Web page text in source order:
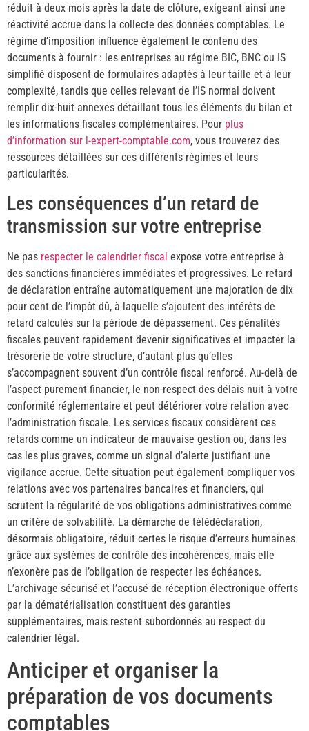
réduit à deux mois après la date de clôture, exigeant ainsi une
réactivité accrue dans la collecte des données comptables. Le
régime d’imposition influence également le contenu des
documents à fournir : les entreprises au régime BIC, BNC ou IS
simplifié disposent de formulaires adaptés à leur taille et à leur
complexité, tandis que celles relevant de l’IS normal doivent
remplir dix-huit annexes détaillant tous les éléments du bilan et
les informations fiscales complémentaires. Pour plus
d’information sur l-expert-comptable.com, vous trouverez des
ressources détaillées sur ces différents régimes et leurs
particularités.
Les conséquences d’un retard de
transmission sur votre entreprise
Ne pas respecter le calendrier fiscal expose votre entreprise à
des sanctions financières immédiates et progressives. Le retard
de déclaration entraîne automatiquement une majoration de dix
pour cent de l’impôt dû, à laquelle s’ajoutent des intérêts de
retard calculés sur la période de dépassement. Ces pénalités
fiscales peuvent rapidement devenir significatives et impacter la
trésorerie de votre structure, d’autant plus qu’elles
s’accompagnent souvent d’un contrôle fiscal renforcé. Au-delà de
l’aspect purement financier, le non-respect des délais nuit à votre
conformité réglementaire et peut détériorer votre relation avec
l’administration fiscale. Les services fiscaux considèrent ces
retards comme un indicateur de mauvaise gestion ou, dans les
cas les plus graves, comme un signal d’alerte justifiant une
vigilance accrue. Cette situation peut également compliquer vos
relations avec vos partenaires bancaires et financiers, qui
scrutent la régularité de vos obligations administratives comme
un critère de solvabilité. La démarche de télédéclaration,
désormais obligatoire, réduit certes le risque d’erreurs humaines
grâce aux systèmes de contrôle des incohérences, mais elle
n’exonère pas de l’obligation de respecter les échéances.
L’archivage sécurisé et l’accusé de réception électronique offerts
par la dématérialisation constituent des garanties
supplémentaires, mais restent subordonnés au respect du
calendrier légal.
Anticiper et organiser la
préparation de vos documents
comptables